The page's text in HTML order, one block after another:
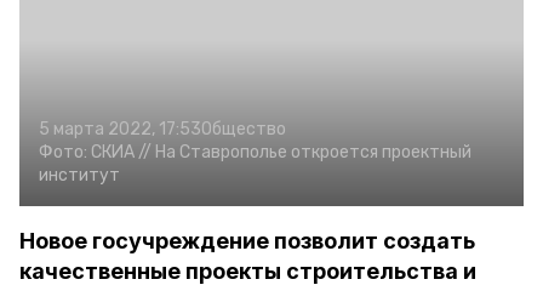
5 марта 2022, 17:53Общество
Фото: СКИА // На Ставрополье откроется проектный
институт
Новое госучреждение позволит создать
качественные проекты строительства и